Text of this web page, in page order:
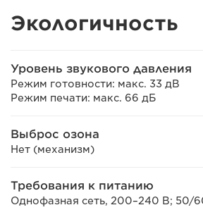
Экологичность
Уровень звукового давления
Режим готовности: макс. 33 дВ
Режим печати: макс. 66 дБ
Выброс озона
Нет (механизм)
Требования к питанию
Однофазная сеть, 200–240 В; 50/